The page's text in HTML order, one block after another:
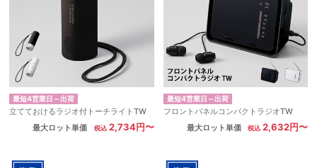
最短4営業日～出荷
立てておけるラジオ付トーチライトTW
最大ロット単価
2,734円〜
最短4営業日～出荷
フロントパネルコンパクトラジオTW
最大ロット単価
2,632円〜